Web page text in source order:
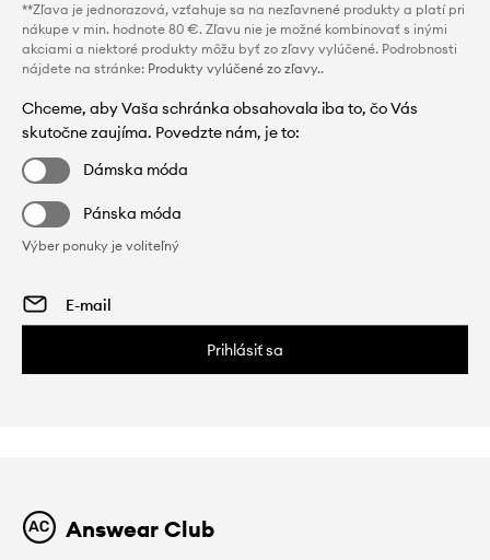
**Zľava je jednorazová, vzťahuje sa na nezľavnené produkty a platí pri
nákupe v min. hodnote 80 €. Zľavu nie je možné kombinovať s inými
akciami a niektoré produkty môžu byť zo zľavy vylúčené. Podrobnosti
nájdete na stránke: Produkty vylúčené zo zľavy..
Chceme, aby Vaša schránka obsahovala iba to, čo Vás
skutočne zaujíma. Povedzte nám, je to:
Dámska móda
Pánska móda
Výber ponuky je voliteľný
Prihlásiť sa
Answear Club